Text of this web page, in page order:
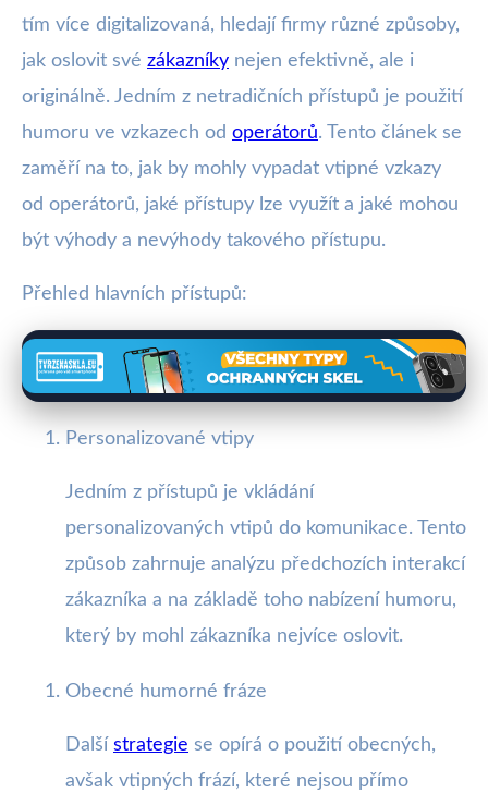
tím více digitalizovaná, hledají firmy různé způsoby,
jak oslovit své zákazníky nejen efektivně, ale i
originálně. Jedním z netradičních přístupů je použití
humoru ve vzkazech od operátorů. Tento článek se
zaměří na to, jak by mohly vypadat vtipné vzkazy
od operátorů, jaké přístupy lze využít a jaké mohou
být výhody a nevýhody takového přístupu.
Přehled hlavních přístupů:
Personalizované vtipy
Jedním z přístupů je vkládání
personalizovaných vtipů do komunikace. Tento
způsob zahrnuje analýzu předchozích interakcí
zákazníka a na základě toho nabízení humoru,
který by mohl zákazníka nejvíce oslovit.
Obecné humorné fráze
Další strategie se opírá o použití obecných,
avšak vtipných frází, které nejsou přímo